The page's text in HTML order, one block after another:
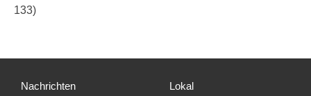
133)
Nachrichten Lokal